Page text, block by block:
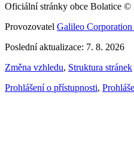
Oficiální stránky obce Bolatice ©
Provozovatel Galileo Corporation
Poslední aktualizace: 7. 8. 2026
Změna vzhledu, Struktura stránek
Prohlášení o přístupnosti,